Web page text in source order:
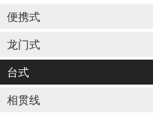
便携式
龙门式
台式
相贯线